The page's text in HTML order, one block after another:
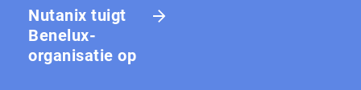
Nutanix tuigt
Benelux-
organisatie op